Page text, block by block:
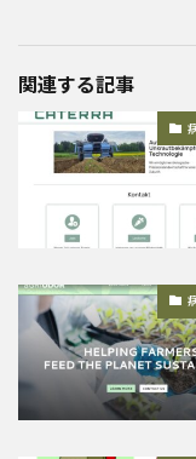
関連する記事